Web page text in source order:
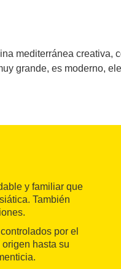
mediterránea
grande, es moderno,
y familiar que
También
por el
hasta su